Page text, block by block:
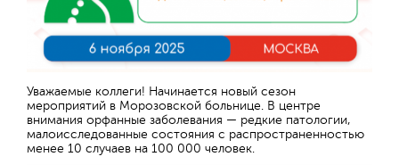
Уважаемые коллеги! Начинается новый сезон
мероприятий в Морозовской больнице. В центре
внимания орфанные заболевания — редкие патологии,
малоисследованные состояния с распространенностью
менее 10 случаев на 100 000 человек.